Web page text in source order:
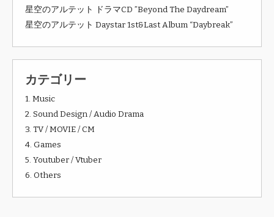
星空のアルテット ドラマCD ”Beyond The Daydream”
星空のアルテット Daystar 1st&Last Album “Daybreak”
カテゴリー
1. Music
2. Sound Design / Audio Drama
3. TV / MOVIE / CM
4. Games
5. Youtuber / Vtuber
6. Others